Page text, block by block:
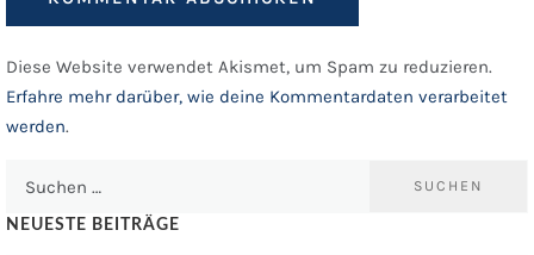
Diese Website verwendet Akismet, um Spam zu reduzieren.
Erfahre mehr darüber, wie deine Kommentardaten verarbeitet
werden.
NEUESTE BEITRÄGE